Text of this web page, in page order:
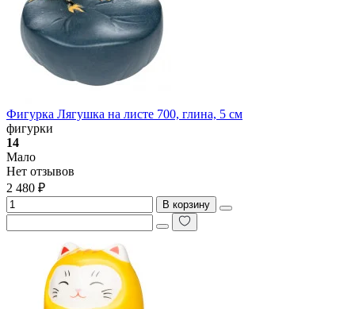
Фигурка Лягушка на листе 700, глина, 5 см
фигурки
14
Мало
Нет отзывов
2 480 ₽
В корзину